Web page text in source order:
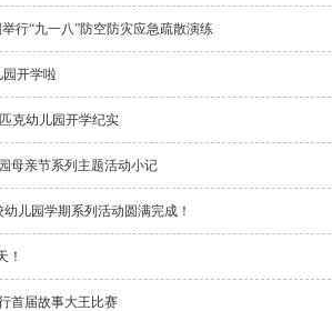
行“九一八”防空防灾应急疏散演练
园开学啦
克幼儿园开学纪实
母亲节系列主题活动小记
儿园学期系列活动圆满完成！
！
首届故事大王比赛